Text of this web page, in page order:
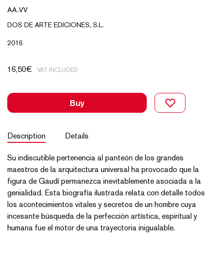
AA.VV
DOS DE ARTE EDICIONES, S.L.
2016
16,50€ VAT INCLUDED
Buy
Description Details
Su indiscutible pertenencia al panteón de los grandes
maestros de la arquitectura universal ha provocado que la
figura de Gaudí permanezca inevitablemente asociada a la
genialidad. Esta biografía ilustrada relata con detalle todos
los acontecimientos vitales y secretos de un hombre cuya
incesante búsqueda de la perfección artística, espiritual y
humana fue el motor de una trayectoria inigualable.